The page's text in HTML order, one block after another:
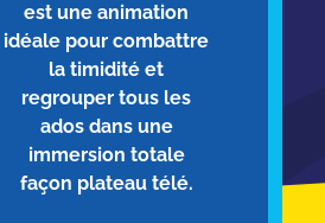
est une animation
idéale pour combattre
la timidité et
regrouper tous les
ados dans une
immersion totale
façon plateau télé.